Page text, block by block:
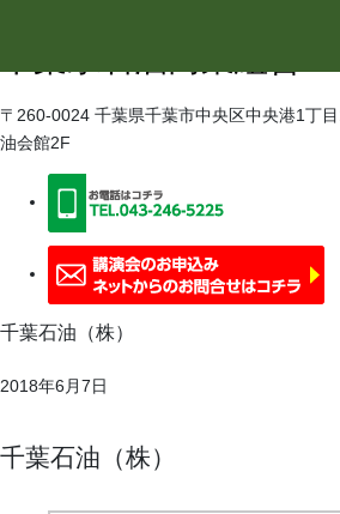
〒260-0024 千葉県千葉市中央区中央港1丁
油会館2F
千葉石油（株）
2018年6月7日
千葉石油（株）